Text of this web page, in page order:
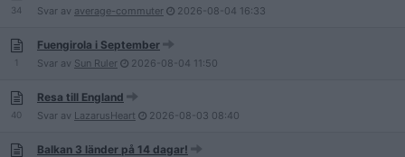
34 Svar av average-commuter 2026-08-04 16:33
1
Fuengirola i September
Svar av Sun Ruler 2026-08-04 11:50
40
Resa till England
Svar av LazarusHeart 2026-08-03 08:40
Balkan 3 länder på 14 dagar!